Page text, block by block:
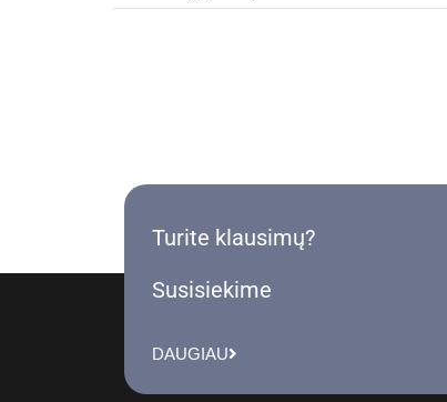
Turite klausimų?
Susisiekime
DAUGIAU